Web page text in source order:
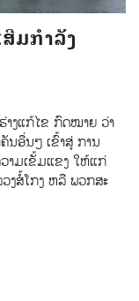
ມກຳລັງ
າງແກ້ໄຂ ກົດໝາຍ ວ່າ
ນອື່ນໆ ເຂົ້າສູ່ ການ
ວາມເຂັ້ມແຂງ ໃຫ້ແກ່
ສໍ້ໂກງ ຫລື ພວກສະ